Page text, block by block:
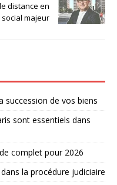
distance en
majeur
succession de vos biens
sont essentiels dans
complet pour 2026
la procédure judiciaire